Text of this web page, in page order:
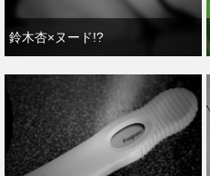
鈴木杏×ヌード!?